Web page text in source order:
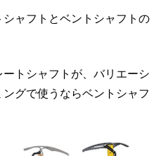
ャフトとベントシャフトの
トシャフトが、バリエーシ
グで使うならベントシャフ